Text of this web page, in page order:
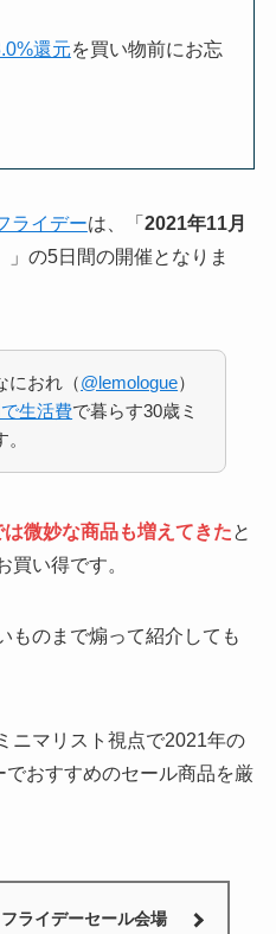
還元を買い物前にお忘
ライデーは、「 2021年11月
」の5日間の開催となりま
におれ（@lemologue）
生活費で暮らす30歳ミ
微妙な商品も増えてきたと
買い得です。
ものまで煽って紹介しても
ニマリスト視点で2021年の
おすすめのセール商品を厳
ライデーセール会場